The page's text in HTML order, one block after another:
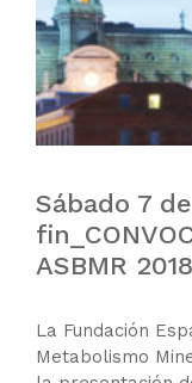
Sábado 7
ASBMR 2018
La Fundación
Metabolismo